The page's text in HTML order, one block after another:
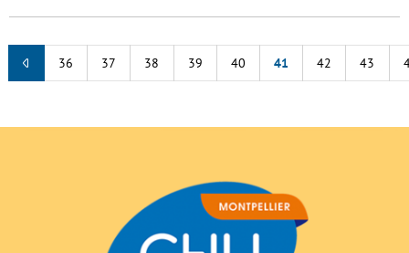
36 37 38 39 40 41 42 43